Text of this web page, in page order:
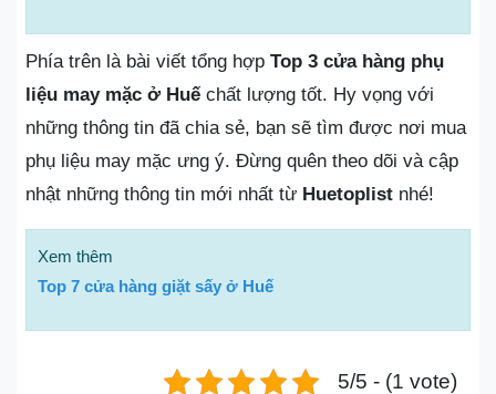
Phía trên là bài viết tổng hợp Top 3 cửa hàng phụ
liệu may mặc ở Huếchất lượng tốt. Hy vọng với
những thông tin đã chia sẻ, bạn sẽ tìm được nơi mua
phụ liệu may mặc ưng ý. Đừng quên theo dõi và cập
nhật những thông tin mới nhất từ Huetoplist nhé!
Xem thêm
Top 7 cửa hàng giặt sấy ở Huế
5/5 - (1 vote)